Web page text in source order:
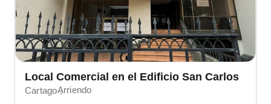
Local Comercial en el Edificio San Carlos
Cartago ,Arriendo